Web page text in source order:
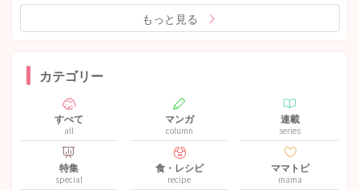
もっと見る
カテゴリー
すべて
all
マンガ
column
連載
series
特集
special
食・レシピ
recipe
ママトピ
mama